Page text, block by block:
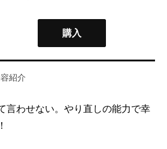
購入
紹介
言わせない。やり直しの能力で幸